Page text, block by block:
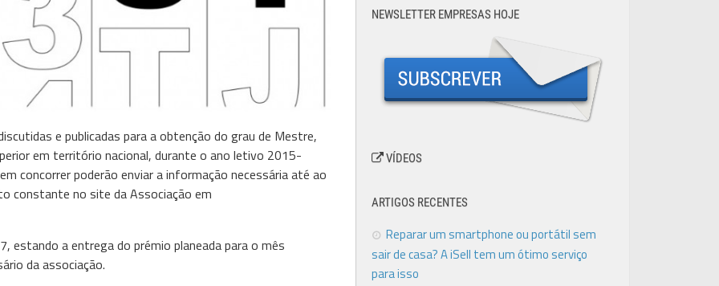
e publicadas para a obtenção do grau de Mestre,
em território nacional, durante o ano letivo 2015-
concorrer poderão enviar a informação necessária até ao
constante no site da Associação em
estando a entrega do prémio planeada para o mês
da associação.
NEWSLETTER EMPRESAS HOJE
VÍDEOS
ARTIGOS RECENTES
Reparar um smartphone ou portátil sem
sair de casa? A iSell tem um ótimo serviço
para isso